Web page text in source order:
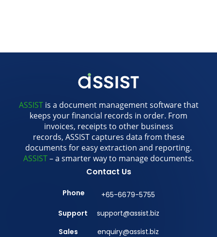
ASSISTis a document management software that
keeps your financial records in order. From
invoices, receipts to other business
records, ASSIST captures data from these
documents for easy extraction and reporting.
ASSIST– a smarter way to manage documents.
Contact Us
Phone
+65-6679-5755
Support
support@assist.biz
Sales
enquiry@assist.biz